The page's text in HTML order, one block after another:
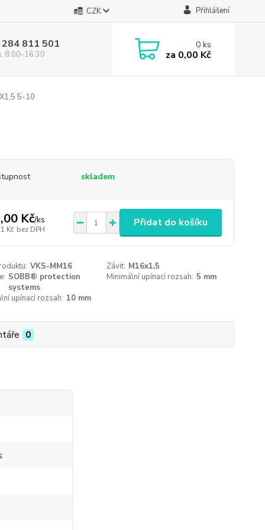
CZK Přihlášení
811 501
8:00-16:30
0ks
za 0,00 Kč
5-10
skladem
Kč/ks
Kč bez DPH
Přidat do košíku
VKS-MM16 Závit: M16x1,5
SOBB® protection
systems
Minimální upínací rozsah: 5 mm
upínací rozsah: 10 mm
0